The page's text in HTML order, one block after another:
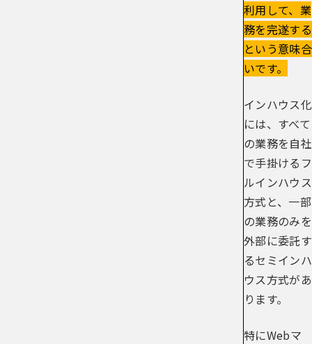
利用して、業
務を完遂する
という意味合
いです。
インハウス化
には、すべて
の業務を自社
で手掛けるフ
ルインハウス
方式と、一部
の業務のみを
外部に委託す
るセミインハ
ウス方式があ
ります。
特にWebマ